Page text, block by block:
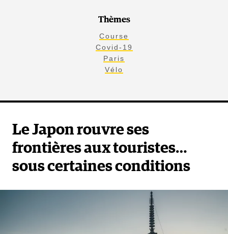
Thèmes
Course
Covid-19
Paris
Vélo
Le Japon rouvre ses
frontières aux touristes…
sous certaines conditions